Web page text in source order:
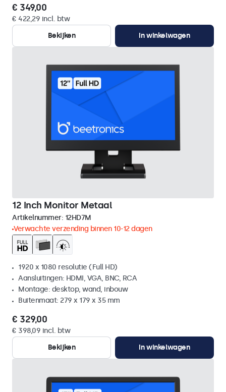
€ 349,00
€ 422,29 incl. btw
Bekijken
In winkelwagen
12 Inch Monitor Metaal
Artikelnummer: 12HD7M
Verwachte verzending binnen 10-12 dagen
1920 x 1080 resolutie (Full HD)
Aansluitingen: HDMI, VGA, BNC, RCA
Montage: desktop, wand, inbouw
Buitenmaat: 279 x 179 x 35 mm
€ 329,00
€ 398,09 incl. btw
Bekijken
In winkelwagen